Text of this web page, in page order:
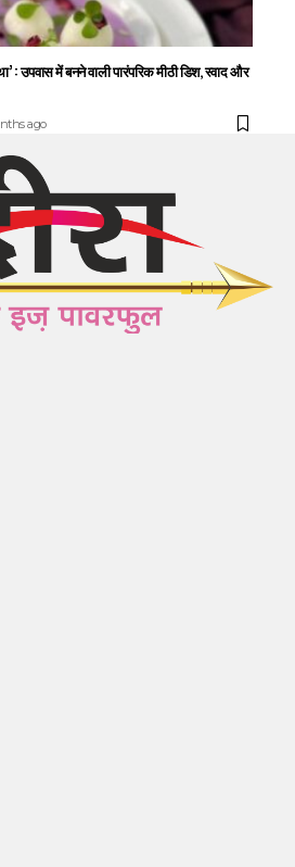
: उपवास में बनने वाली पारंपरिक मीठी डिश, स्वाद और
ago